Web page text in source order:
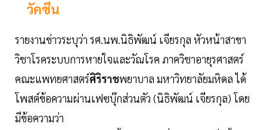
วัคซีน
รายงานข่าวระบุว่า รศ.นพ.นิธิพัฒน์ เจียรกุล หัวหน้าสาขา
วิชาโรคระบบการหายใจและวัณโรค ภาควิชาอายุรศาสตร์
คณะแพทยศาสตร์ศิริราชพยาบาล มหาวิทยาลัยมหิดล ได้
โพสต์ข้อความผ่านเฟซบุ๊กส่วนตัว (นิธิพัฒน์ เจียรกุล) โดย
มีข้อความว่า